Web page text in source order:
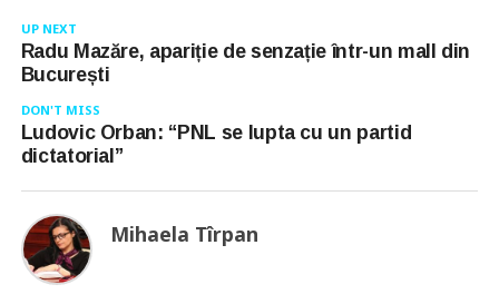
UP NEXT
Radu Mazăre, apariție de senzație într-un mall din
București
DON'T MISS
Ludovic Orban: “PNL se lupta cu un partid
dictatorial”
Mihaela Tîrpan